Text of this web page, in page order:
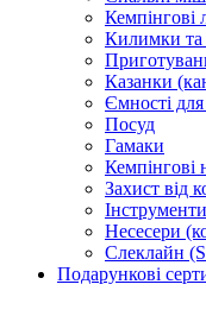
Кемпінгові
Килимки та
Казанки
Ємності
Посуд
Гамаки
Кемпінгові
Захист від
Інструменти
Несесери
Слеклайн
Подарункові